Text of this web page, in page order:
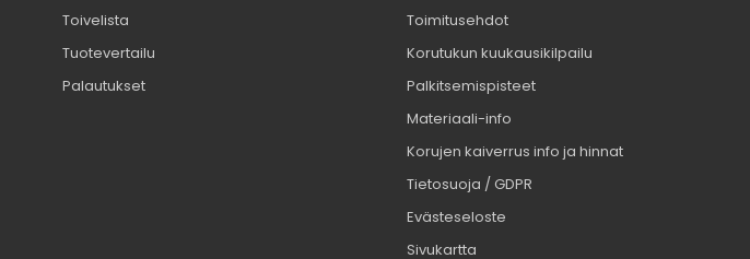
Toivelista
Tuotevertailu
Palautukset
Toimitusehdot
Korutukun kuukausikilpailu
Palkitsemispisteet
Materiaali-info
Korujen kaiverrus info ja hinnat
Tietosuoja / GDPR
Evästeseloste
Sivukartta